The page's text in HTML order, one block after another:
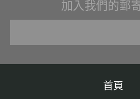
加入我們的郵
首頁